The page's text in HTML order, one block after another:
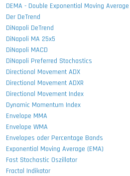
DEMA - Double Exponential Moving Average
Der DeTrend
DiNapoli DeTrend
DiNapoli MA 25x5
DiNapoli MACD
DiNapoli Preferred Stochastics
Directional Movement ADX
Directional Movement ADXR
Directional Movement Index
Dynamic Momentum Index
Envelope MMA
Envelope WMA
Envelopes oder Percentage Bands
Exponential Moving Average (EMA)
Fast Stochastic Oszillator
Fractal Indikator